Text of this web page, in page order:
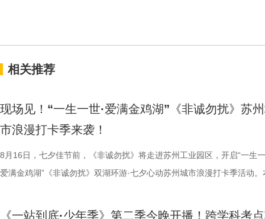
相关推荐
现场见！“一生一世·爱满金鸡湖”《非诚勿扰》苏
市浪漫打卡季来袭！
8月16日，七夕佳节前，《非诚勿扰》将走进苏州工业园区，开启“一生
爱满金鸡湖”《非诚勿扰》双湖环游·七夕心动苏州城市浪漫打卡季活动。
《非诚勿扰》节目组联合苏州工业园区共同打造。活动全程将在《非诚
《一站到底·少年季》第二季今晚开播！跨学科考